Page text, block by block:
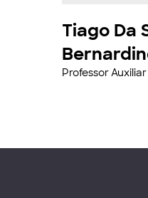
Tiago Da
Professor